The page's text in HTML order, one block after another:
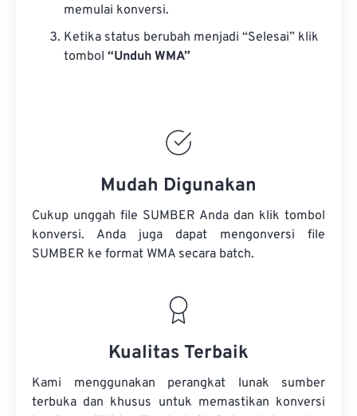
memulai konversi.
Ketika status berubah menjadi “Selesai” klik
tombol “Unduh WMA”
Mudah Digunakan
Cukup unggah file SUMBER Anda dan klik tombol
konversi. Anda juga dapat mengonversi file
SUMBER ke format WMA secara batch.
Kualitas Terbaik
Kami menggunakan perangkat lunak sumber
terbuka dan khusus untuk memastikan konversi